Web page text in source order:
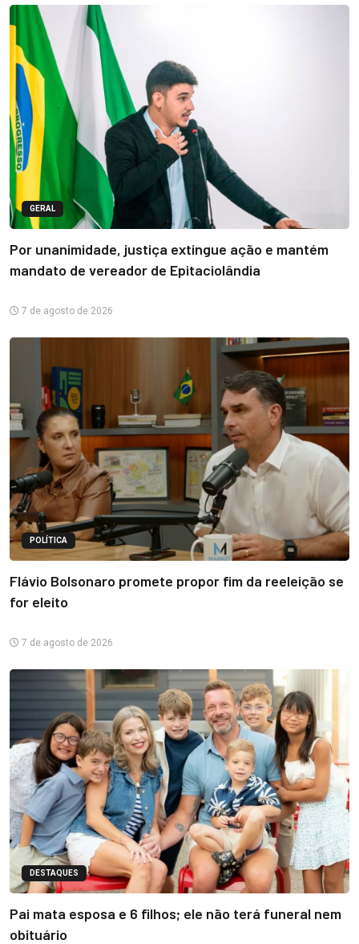
GERAL
Por unanimidade, justiça extingue ação e mantém
mandato de vereador de Epitaciolândia
7 de agosto de 2026
POLÍTICA
Flávio Bolsonaro promete propor fim da reeleição se
for eleito
7 de agosto de 2026
DESTAQUES
Pai mata esposa e 6 filhos; ele não terá funeral nem
obituário